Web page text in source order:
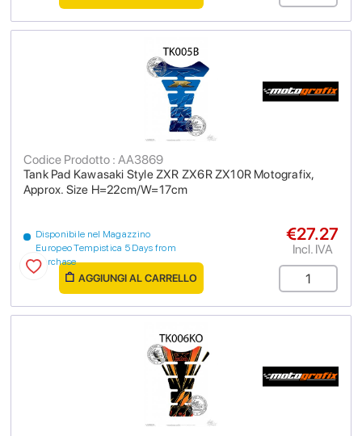
Tank Pad Kawasaki Style ZXR ZX6R ZX10R Motografix,
Approx. Size H=22cm/W=17cm
Codice Prodotto : AA3869
Disponibile nel Magazzino
Europeo Tempistica 5 Days from
purchase
€27.27
Incl. IVA
AGGIUNGI AL CARRELLO